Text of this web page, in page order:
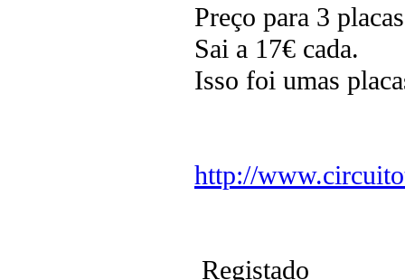
Preço para 3
Sai a 17€ cada.
Isso foi umas
http://
Registado